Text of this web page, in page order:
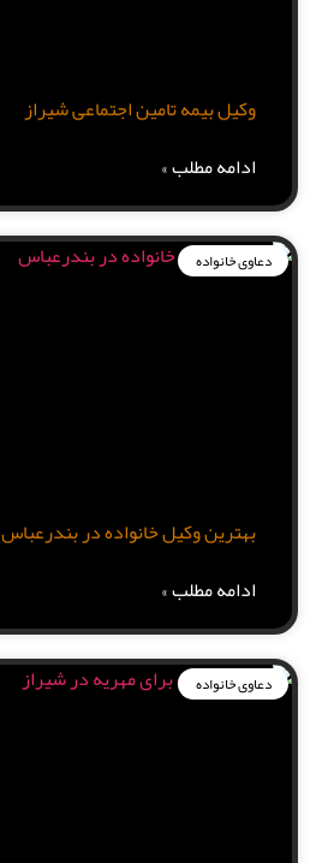
وکیل بیمه تامین اجتماعی شیراز
ادامه مطلب »
دعاوی خانواده
بهترین وکیل خانواده در بندرعباس
ادامه مطلب »
دعاوی خانواده